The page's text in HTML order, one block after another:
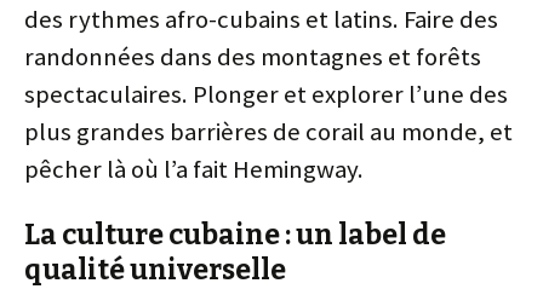
des rythmes afro-cubains et latins. Faire des
randonnées dans des montagnes et forêts
spectaculaires. Plonger et explorer l’une des
plus grandes barrières de corail au monde, et
pêcher là où l’a fait Hemingway.
La culture cubaine : un label de
qualité universelle